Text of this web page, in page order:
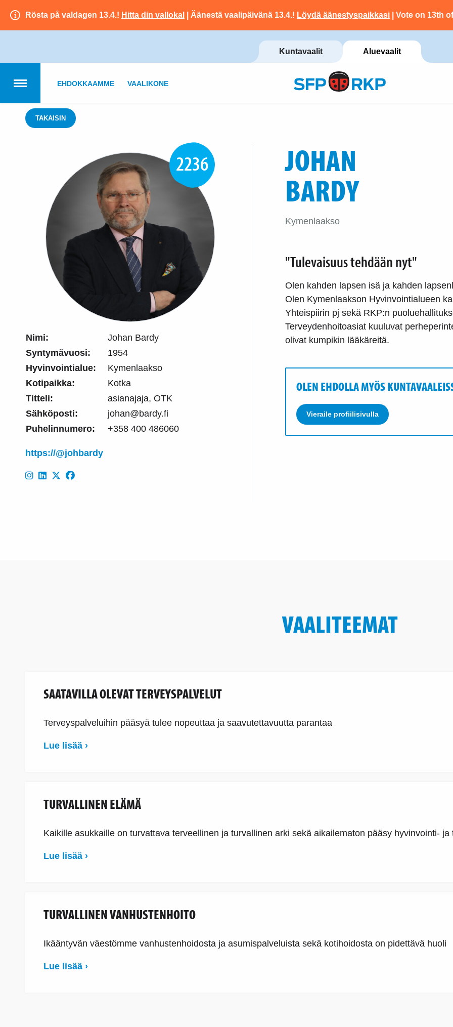
Rösta på valdagen 13.4.! Hitta din vallokal | Äänestä vaalipäivänä 13.4.! Löydä äänestyspaikkasi | Vote on 13th
Kuntavaalit Aluevaalit
EHDOKKAAMME VAALIKONE
TAKAISIN
2236
Nimi:
Johan Bardy
Syntymävuosi:
1954
Hyvinvointialue:
Kymenlaakso
Kotipaikka:
Kotka
Titteli:
asianajaja, OTK
Sähköposti:
johan@bardy.fi
Puhelinnumero:
+358 400 486060
https://@johbardy
JOHAN
BARDY
Kymenlaakso
"Tulevaisuus tehdään nyt"
Olen kahden lapsen isä ja kahden
Olen Kymenlaakson Hyvinvointialueen
Yhteispiirin pj sekä RKP:n
Terveydenhoitoasiat kuuluvat
olivat kumpikin lääkäreitä.
OLEN EHDOLLA MYÖS
Vieraile profiilisivulla
VAALITEEMAT
SAATAVILLA OLEVAT TERVEYSPALVELUT
Terveyspalveluihin pääsyä tulee nopeuttaa ja saavutettavuutta parantaa
Lue lisää ›
TURVALLINEN ELÄMÄ
Kaikille asukkaille on turvattava terveellinen ja turvallinen arki sekä aikailematon pääsy hyvinvointi-
Lue lisää ›
TURVALLINEN VANHUSTENHOITO
Ikääntyvän väestömme vanhustenhoidosta ja asumispalveluista sekä kotihoidosta on pidettävä huoli
Lue lisää ›